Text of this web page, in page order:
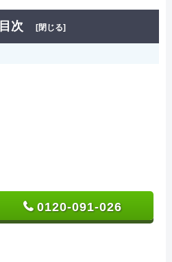
目次 [閉じる]
0120-091-026